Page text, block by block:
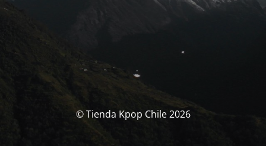
© Tienda Kpop Chile 2026